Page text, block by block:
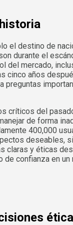
el destino de
durante el
mercado,
cinco años
críticos del
de forma
400,000
claras y éticas
confianza en